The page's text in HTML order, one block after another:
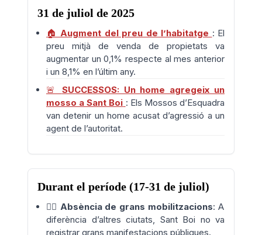
31 de juliol de 2025
🏠 Augment del preu de l’habitatge : El
preu mitjà de venda de propietats va
augmentar un 0,1% respecte al mes anterior
i un 8,1% en l’últim any.
🚨 SUCCESSOS: Un home agregeix un
mosso a Sant Boi : Els Mossos d’Esquadra
van detenir un home acusat d’agressió a un
agent de l’autoritat.
Durant el període (17-31 de juliol)
🚶‍♀️ Absència de grans mobilitzacions: A
diferència d’altres ciutats, Sant Boi no va
registrar grans manifestacions públiques.